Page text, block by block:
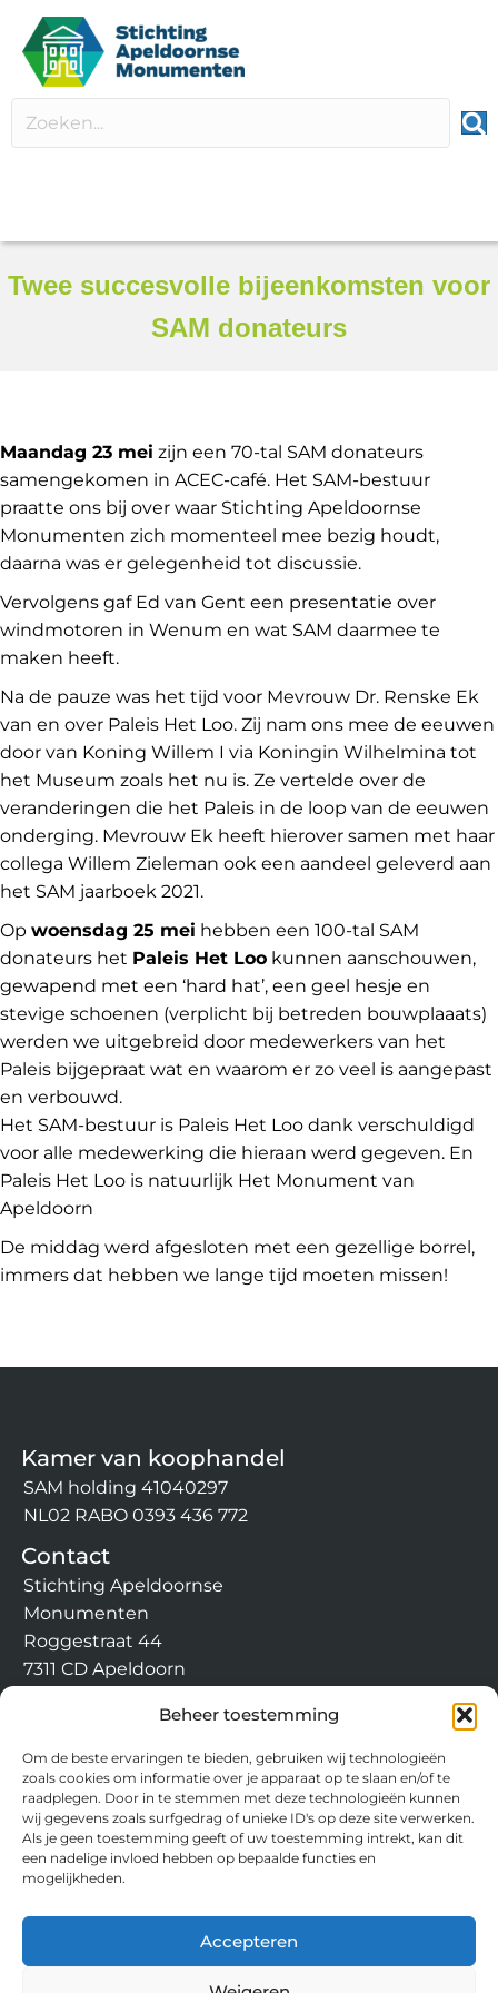
Beheer toestemming
Om de beste ervaringen te bieden, gebruiken wij technologieën
zoals cookies om informatie over je apparaat op te slaan en/of te
raadplegen. Door in te stemmen met deze technologieën kunnen
wij gegevens zoals surfgedrag of unieke ID's op deze site verwerken.
Als je geen toestemming geeft of uw toestemming intrekt, kan dit
een nadelige invloed hebben op bepaalde functies en
mogelijkheden.
Accepteren
Twee succesvolle bijeenkomsten voor
SAM donateurs
Maandag 23 mei zijn een 70-tal SAM donateurs
samengekomen in ACEC-café. Het SAM-bestuur
praatte ons bij over waar Stichting Apeldoornse
Monumenten zich momenteel mee bezig houdt,
daarna was er gelegenheid tot discussie.
Vervolgens gaf Ed van Gent een presentatie over
windmotoren in Wenum en wat SAM daarmee te
maken heeft.
Na de pauze was het tijd voor Mevrouw Dr. Renske Ek
van en over Paleis Het Loo. Zij nam ons mee de eeuwen
door van Koning Willem I via Koningin Wilhelmina tot
het Museum zoals het nu is. Ze vertelde over de
veranderingen die het Paleis in de loop van de eeuwen
onderging. Mevrouw Ek heeft hierover samen met haar
collega Willem Zieleman ook een aandeel geleverd aan
het SAM jaarboek 2021.
Op woensdag 25 mei hebben een 100-tal SAM
donateurs het Paleis Het Loo kunnen aanschouwen,
gewapend met een ‘hard hat’, een geel hesje en
stevige schoenen (verplicht bij betreden bouwplaaats)
werden we uitgebreid door medewerkers van het
Paleis bijgepraat wat en waarom er zo veel is aangepast
en verbouwd.
Het SAM-bestuur is Paleis Het Loo dank verschuldigd
voor alle medewerking die hieraan werd gegeven. En
Paleis Het Loo is natuurlijk Het Monument van
Apeldoorn
De middag werd afgesloten met een gezellige borrel,
immers dat hebben we lange tijd moeten missen!
Kamer van koophandel
SAM holding 41040297
NL02 RABO 0393 436 772
Contact
Stichting Apeldoornse
Monumenten
Roggestraat 44
7311 CD Apeldoorn